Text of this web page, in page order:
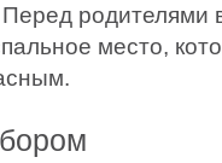
родителями
место,